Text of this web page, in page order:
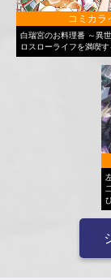
コミカラ
白瑞宮のお料理番 ～異
ロスローライフを満喫す